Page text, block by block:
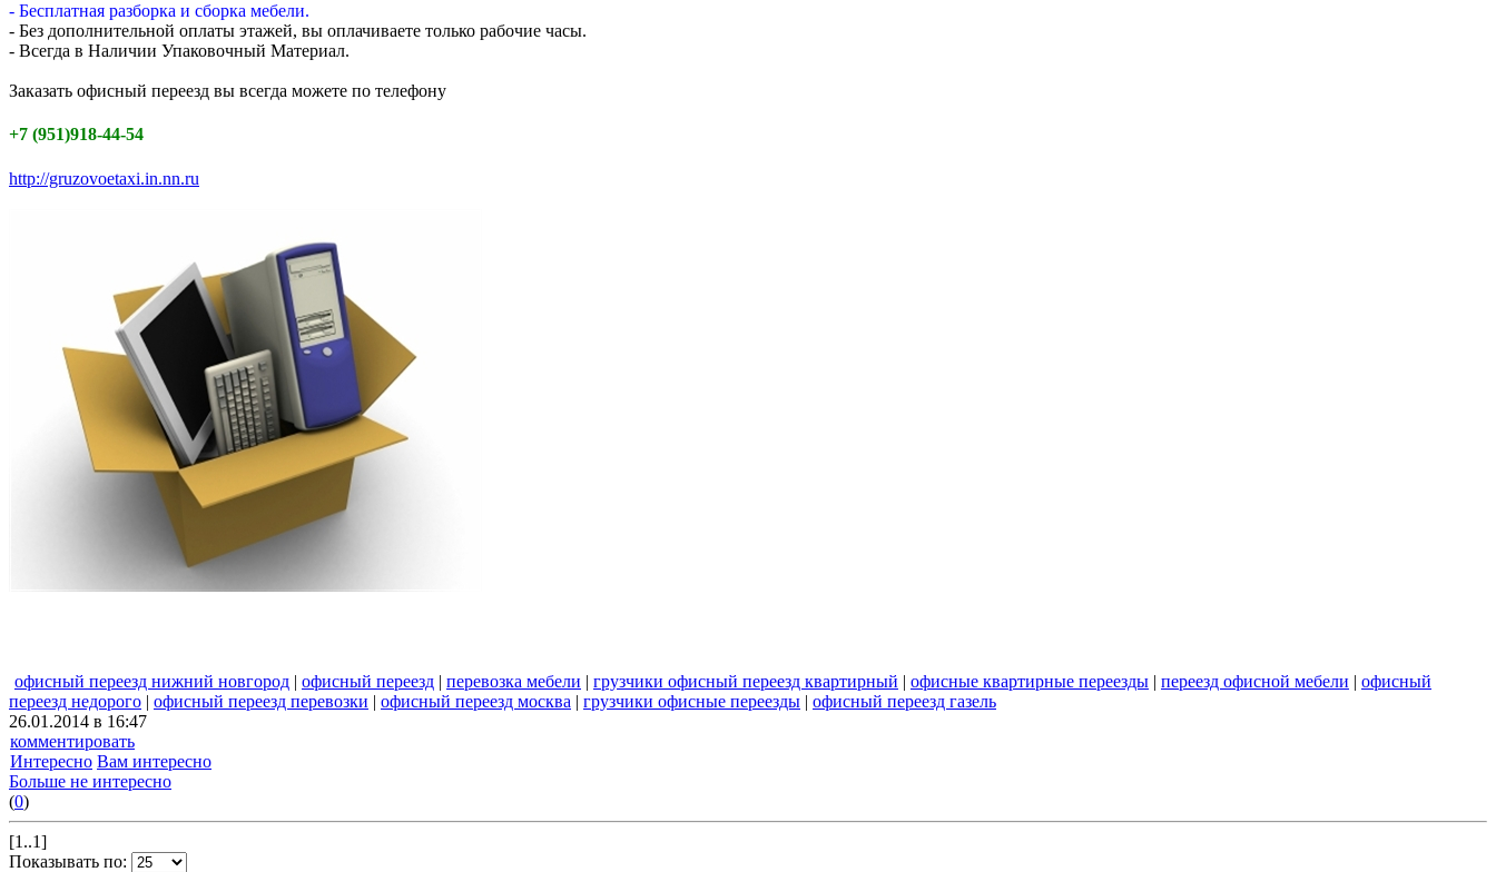
- Бесплатная разборка и сборка мебели.
- Без дополнительной оплаты этажей, вы оплачиваете только рабочие часы.
- Всегда в Наличии Упаковочный Материал.
Заказать офисный переезд вы всегда можете по телефону
+7 (951)918-44-54
http://gruzovoetaxi.in.nn.ru
офисный переезд нижний новгород | офисный переезд | перевозка мебели | грузчики офисный переезд квартирный | офисные квартирные переезды | переезд офисной мебели | офисный
переезд недорого | офисный переезд перевозки | офисный переезд москва | грузчики офисные переезды | офисный переезд газель
26.01.2014 в 16:47
комментировать
Интересно Вам интересно
Больше не интересно
(0)
[1..1]
Показывать по: